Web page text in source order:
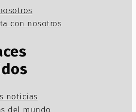
con nosotros
noticias
del mundo